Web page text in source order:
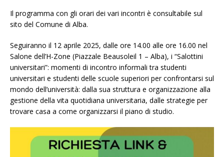
Il programma con gli orari dei vari incontri è consultabile sul
sito del Comune di Alba.
Seguiranno il 12 aprile 2025, dalle ore 14.00 alle ore 16.00 nel
Salone dell’H-Zone (Piazzale Beausoleil 1 – Alba), i “Salottini
universitari”: momenti di incontro informali tra studenti
universitari e studenti delle scuole superiori per confrontarsi sul
mondo dell’università: dalla sua struttura e organizzazione alla
gestione della vita quotidiana universitaria, dalle strategie per
trovare casa a come organizzarsi il piano di studio.